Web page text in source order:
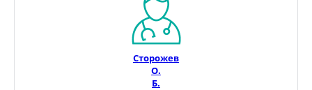
Сторожев
О.
Б.